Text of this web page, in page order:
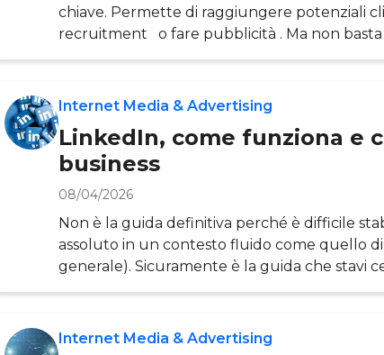
chiave. Permette di raggiungere potenziali
recruitment o fare pubblicità . Ma non basta
LinkedIn: bisogna costruire una pagina
quindi come costruire e gestire con successo
Internet Media & Advertising
LinkedIn, come funziona e
business
08/04/2026
Non è la guida definitiva perché è difficile
assoluto in un contesto fluido come quello
generale). Sicuramente è la guida che stavi
come padroneggiare questo social network
probabilmente sei già presente su LinkedIn
Internet Media & Advertising